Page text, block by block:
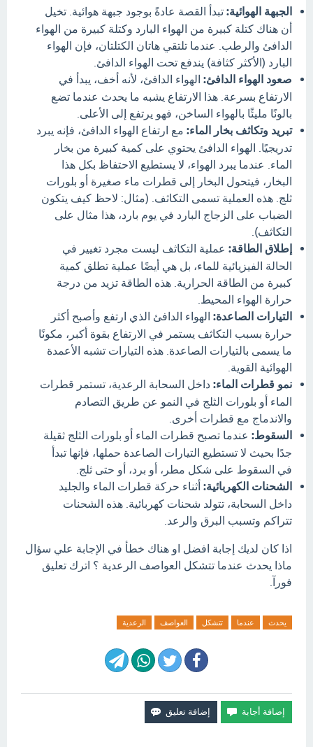
الجبهة الهوائية: تبدأ القصة عادةً بوجود جبهة هوائية. تخيل
أن هناك كتلة كبيرة من الهواء البارد وكتلة كبيرة من الهواء
الدافئ والرطب. عندما تلتقي هاتان الكتلتان، فإن الهواء
البارد (الأكثر كثافة) يندفع تحت الهواء الدافئ.
صعود الهواء الدافئ: الهواء الدافئ، لأنه أخف، يبدأ في
الارتفاع بسرعة. هذا الارتفاع يشبه ما يحدث عندما تضع
بالونًا مليئًا بالهواء الساخن، فهو يرتفع إلى الأعلى.
تبريد وتكاثف بخار الماء: مع ارتفاع الهواء الدافئ، فإنه يبرد
تدريجيًا. الهواء الدافئ يحتوي على كمية كبيرة من بخار
الماء. عندما يبرد الهواء، لا يستطيع الاحتفاظ بكل هذا
البخار، فيتحول البخار إلى قطرات ماء صغيرة أو بلورات
ثلج. هذه العملية تسمى التكاثف. (مثال: لاحظ كيف يتكون
الضباب على الزجاج البارد في يوم بارد، هذا مثال على
التكاثف).
إطلاق الطاقة: عملية التكاثف ليست مجرد تغيير في
الحالة الفيزيائية للماء، بل هي أيضًا عملية تطلق كمية
كبيرة من الطاقة الحرارية. هذه الطاقة تزيد من درجة
حرارة الهواء المحيط.
التيارات الصاعدة: الهواء الدافئ الذي ارتفع وأصبح أكثر
حرارة بسبب التكاثف يستمر في الارتفاع بقوة أكبر، مكونًا
ما يسمى بالتيارات الصاعدة. هذه التيارات تشبه الأعمدة
الهوائية القوية.
نمو قطرات الماء: داخل السحابة الرعدية، تستمر قطرات
الماء أو بلورات الثلج في النمو عن طريق التصادم
والاندماج مع قطرات أخرى.
السقوط: عندما تصبح قطرات الماء أو بلورات الثلج ثقيلة
جدًا بحيث لا تستطيع التيارات الصاعدة حملها، فإنها تبدأ
في السقوط على شكل مطر، أو برد، أو حتى ثلج.
الشحنات الكهربائية: أثناء حركة قطرات الماء والجليد
داخل السحابة، تتولد شحنات كهربائية. هذه الشحنات
تتراكم وتسبب البرق والرعد.
اذا كان لديك إجابة افضل او هناك خطأ في الإجابة علي سؤال
ماذا يحدث عندما تتشكل العواصف الرعدية ؟ اترك تعليق
فورآ.
يحدث عندما تتشكل العواصف الرعدية